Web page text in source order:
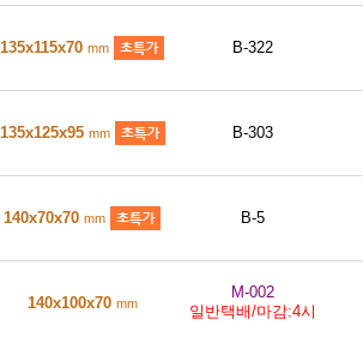
135x115x70 mm B-322
135x125x95 mm B-303
140x70x70 mm B-5
140x100x70 mm
M-002
일반택배/마감:4시